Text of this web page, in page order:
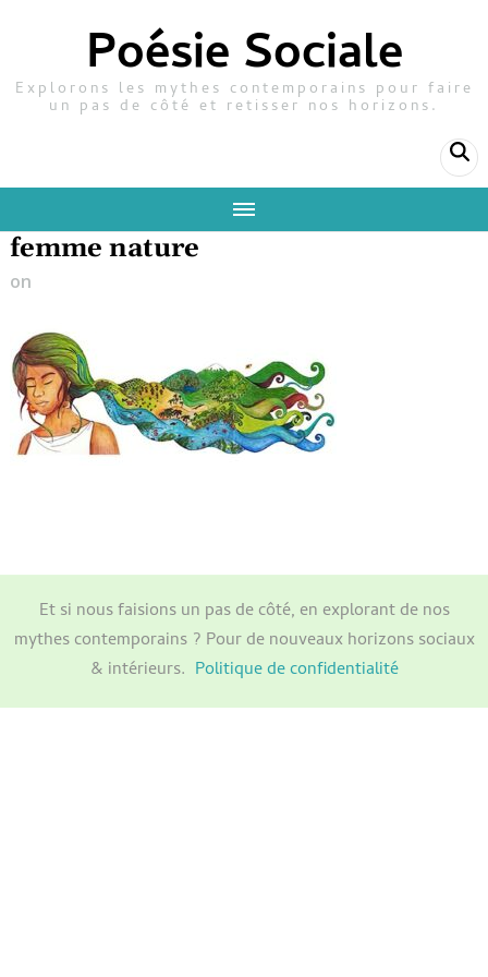
Poésie Sociale
Explorons les mythes contemporains pour faire
un pas de côté et retisser nos horizons.
femme nature
on
Et si nous faisions un pas de côté, en explorant de nos
mythes contemporains ? Pour de nouveaux horizons sociaux
& intérieurs. Politique de confidentialité